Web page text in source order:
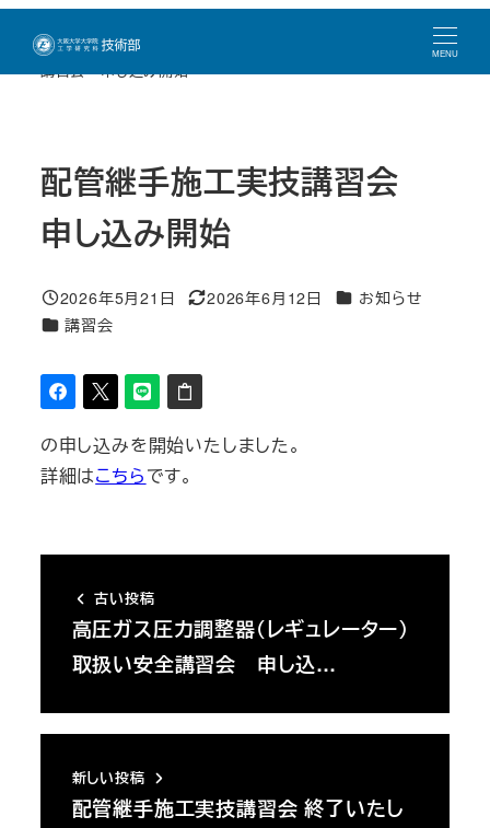
MENU
トップページ
配管継手施工実技
講習会 申し込み開始
配管継手施工実技講習会
申し込み開始
投稿日
2026年5月21日
更新日
2026年6月12日 カテゴリー
お知らせ
カテゴリー
講習会
の申し込みを開始いたしました。
詳細はこちらです。
古い投稿
高圧ガス圧力調整器（レギュレーター）
取扱い安全講習会 申し込…
新しい投稿
配管継手施工実技講習会 終了いたし